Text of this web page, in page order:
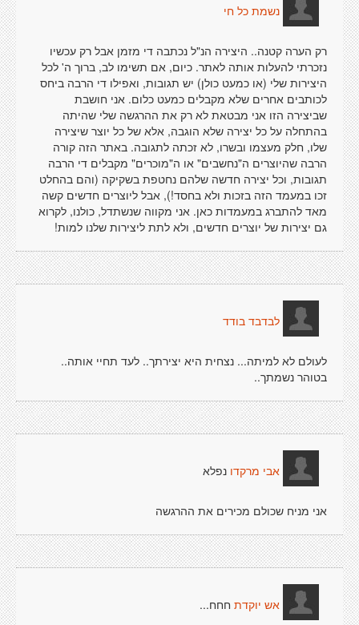
נשמת כל חי
רק הערה קטנה.. היצירה הנ"ל נכתבה די מזמן אבל רק עכשיו
נזכרתי להעלות אותה לאתר. כיום, אם תשימו לב, ברוך ה' לכל
היצירות שלי (או כמעט כולן) יש תגובות, ואפילו די הרבה ביחס
לכותבים אחרים שלא מקבלים כמעט כלום. אני חושבת
שביצירה הזו אני מבטאת לא רק את ההרגשה שלי שהיתה
בהתחלה על כל יצירה שלא הוגבה, אלא של כל יוצר שיצירה
שלו, חלק מעצמו ובשרו, לא זכתה לתגובה. באתר הזה קורה
הרבה שהיוצרים ה"נחשבים" או ה"מוכרים" מקבלים די הרבה
תגובות, וכל יצירה חדשה שלהם נחטפת בשקיקה (והם בהחלט
זכו במעמד הזה בזכות ולא בחסד!), אבל ליוצרים חדשים קשה
מאד להתברג במעמדות כאן. אני מקווה שנשתדל, כולנו, לקרוא
גם יצירות של יוצרים חדשים, ולא לתת ליצירות שלנו למות!
לבדבד בודד
לעולם לא למיתה... נצחית היא יצירתך.. לעד תחיי אותה..
בטוהר נשמתך..
אבי מרקדו נפלא
אני מניח שכולם מכירים את ההרגשה
אש יוקדת חחח...